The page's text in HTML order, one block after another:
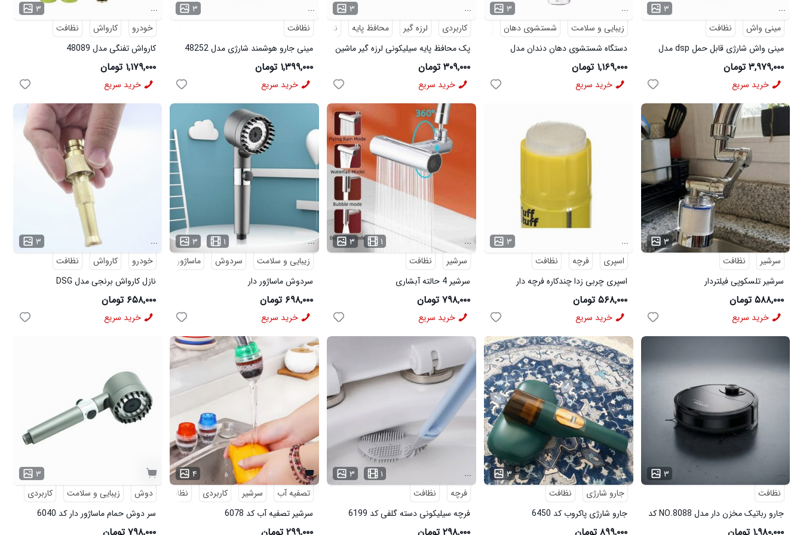
۳
...
مینی واش
نظافت
مینی واش شارژی قابل حمل dsp مدل
48909
۳,۹۷۹,۰۰۰ تومان
خرید سریع
۳
...
زیبایی و سلامت
شستشوی دهان
نظافت
دستگاه شستشوی دهان دندان مدل
48522
۱,۱۶۹,۰۰۰ تومان
خرید سریع
۳
...
کاربردی
لرزه گیر محافظ پایه
نظافت
پک محافظ پایه سیلیکونی لرزه گیر ماشین
لباسشویی مدل 48404
۳۰۹,۰۰۰ تومان
خرید سریع
۳
...
نظافت
مینی جارو هوشمند شارژی مدل 48252
۱,۳۹۹,۰۰۰ تومان
خرید سریع
۳
...
خودرو
کارواش
نظافت
کارواش تفنگی مدل 48089
۱,۱۷۹,۰۰۰ تومان
خرید سریع
۳
...
سرشیر
نظافت
سرشیر تلسکوپی فیلتردار
۵۸۸,۰۰۰ تومان
خرید سریع
۳
...
اسپری
فرچه
نظافت
اسپری چربی زدا چندکاره فرچه دار
۵۶۸,۰۰۰ تومان
خرید سریع
۳ ۱
...
سرشیر
نظافت
سرشیر 4 حالته آبشاری
۷۹۸,۰۰۰ تومان
خرید سریع
۳ ۱
...
زیبایی و سلامت
سردوش ماساژور
نظافت
سردوش ماساژور دار
۶۹۸,۰۰۰ تومان
خرید سریع
۳
...
خودرو
کارواش
نظافت
نازل کارواش برنجی مدل DSG
۶۵۸,۰۰۰ تومان
خرید سریع
۳
...
نظافت
جارو رباتیک مخزن دار مدل NO.8088 کد
6501
۳
...
جارو شارژی
نظافت
جارو شارژی پاکروب کد 6450
۳ ۱
...
فرچه
نظافت
فرچه سیلیکونی دسته گلفی کد 6199
۴
تصفیه آب
سرشیر کاربردی
نظافت
سرشیر تصفیه آب کد 6078
۳
دوش
زیبایی و سلامت کاربردی
سر دوش حمام ماساژور دار کد 6040